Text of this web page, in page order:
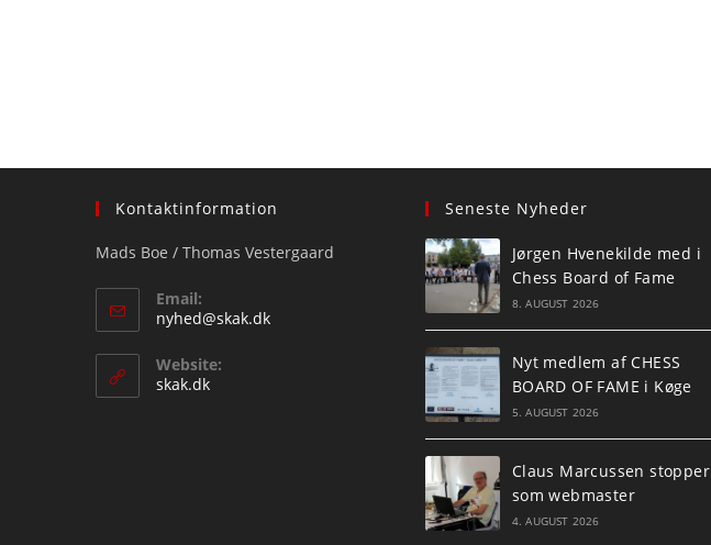
Kontaktinformation
Mads Boe / Thomas Vestergaard
Email:
nyhed@skak.dkOpens
Website:
skak.dk
Seneste Nyheder
Jørgen Hvenekilde med i
Chess Board of Fame
8. AUGUST 2026
Nyt medlem af CHESS
BOARD OF FAME i Køge
5. AUGUST 2026
Claus Marcussen stopper
som webmaster
4. AUGUST 2026